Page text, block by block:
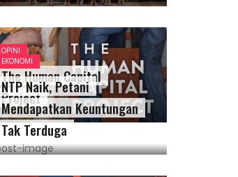
OPINI
The Human Capital
Project
EKONOMI
NTP Naik, Petani
Mendapatkan Keuntungan
Tak Terduga